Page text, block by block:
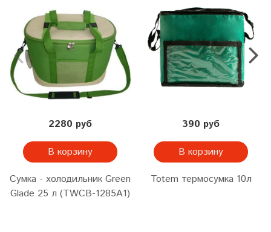
2280 руб
В корзину
Сумка - холодильник Green
Glade 25 л (TWCB-1285A1)
390 руб
В корзину
Totem термосумка 10л